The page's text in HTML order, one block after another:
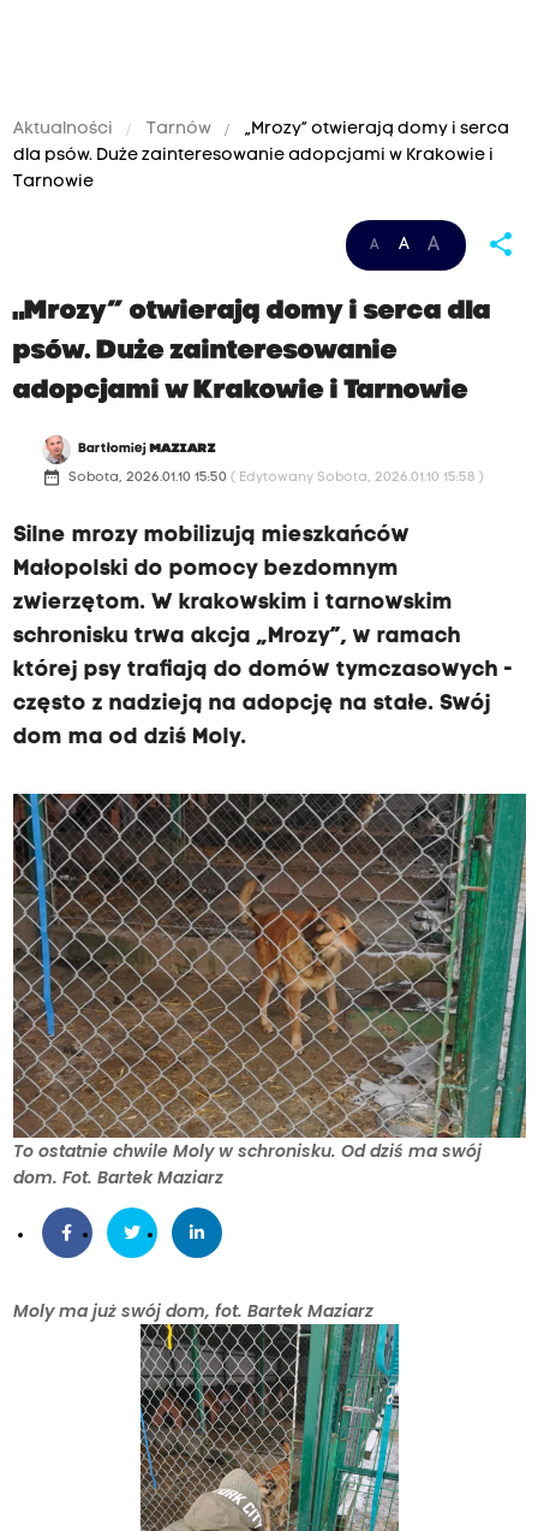
Aktualności Tarnów
„Mrozy” otwierają domy i serca
dla psów. Duże zainteresowanie adopcjami w Krakowie i
Tarnowie
A A A share
„Mrozy” otwierają domy i serca dla
psów. Duże zainteresowanie
adopcjami w Krakowie i Tarnowie
Bartłomiej MAZIARZ
date_range Sobota, 2026.01.10 15:50 ( Edytowany Sobota, 2026.01.10 15:58 )
Silne mrozy mobilizują mieszkańców
Małopolski do pomocy bezdomnym
zwierzętom. W krakowskim i tarnowskim
schronisku trwa akcja „Mrozy”, w ramach
której psy trafiają do domów tymczasowych -
często z nadzieją na adopcję na stałe. Swój
dom ma od dziś Moly.
To ostatnie chwile Moly w schronisku. Od dziś ma swój
dom. Fot. Bartek Maziarz
Moly ma już swój dom, fot. Bartek Maziarz